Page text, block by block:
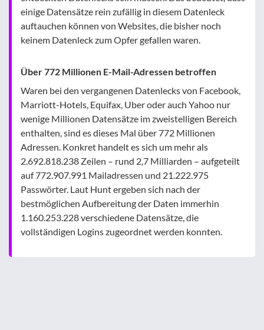
einige Datensätze rein zufällig in diesem Datenleck
auftauchen können von Websites, die bisher noch
keinem Datenleck zum Opfer gefallen waren.
Über 772 Millionen E-Mail-Adressen betroffen
Waren bei den vergangenen Datenlecks von Facebook,
Marriott-Hotels, Equifax, Uber oder auch Yahoo nur
wenige Millionen Datensätze im zweistelligen Bereich
enthalten, sind es dieses Mal über 772 Millionen
Adressen. Konkret handelt es sich um mehr als
2.692.818.238 Zeilen – rund 2,7 Milliarden – aufgeteilt
auf 772.907.991 Mailadressen und 21.222.975
Passwörter. Laut Hunt ergeben sich nach der
bestmöglichen Aufbereitung der Daten immerhin
1.160.253.228 verschiedene Datensätze, die
vollständigen Logins zugeordnet werden konnten.